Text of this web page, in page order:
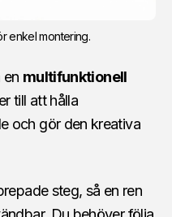
enkel montering.
en multifunktionell
till att hålla
och gör den kreativa
steg, så en ren